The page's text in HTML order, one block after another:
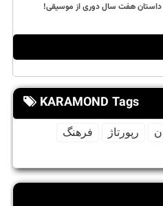
داستان هفت سال دوری از موسیقی!
KARAMOND Tags
رپورتاژ
فرهنگ